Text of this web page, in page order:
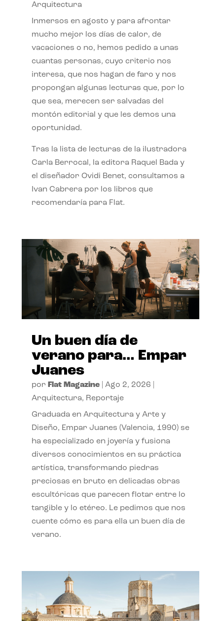
Arquitectura
Inmersos en agosto y para afrontar
mucho mejor los días de calor, de
vacaciones o no, hemos pedido a unas
cuantas personas, cuyo criterio nos
interesa, que nos hagan de faro y nos
propongan algunas lecturas que, por lo
que sea, merecen ser salvadas del
montón editorial y que les demos una
oportunidad.
Tras la lista de lecturas de la ilustradora
Carla Berrocal, la editora Raquel Bada y
el diseñador Ovidi Benet, consultamos a
Ivan Cabrera por los libros que
recomendaría para Flat.
Un buen día de
verano para… Empar
Juanes
por Flat Magazine| Ago 2, 2026
Arquitectura, Reportaje
Graduada en Arquitectura y Arte y
Diseño, Empar Juanes (Valencia, 1990) se
ha especializado en joyería y fusiona
diversos conocimientos en su práctica
artística, transformando piedras
preciosas en bruto en delicadas obras
escultóricas que parecen flotar entre lo
tangible y lo etéreo. Le pedimos que nos
cuente cómo es para ella un buen día de
verano.